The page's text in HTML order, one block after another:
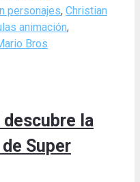
personajes, Christian
animación,
Bros
descubre la
Super